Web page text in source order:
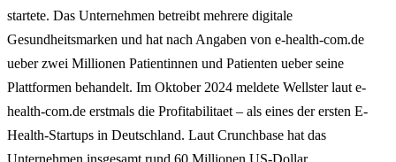
startete. Das Unternehmen betreibt mehrere digitale
Gesundheitsmarken und hat nach Angaben von e-health-com.de
ueber zwei Millionen Patientinnen und Patienten ueber seine
Plattformen behandelt. Im Oktober 2024 meldete Wellster laut e-
health-com.de erstmals die Profitabilitaet – als eines der ersten E-
Health-Startups in Deutschland. Laut Crunchbase hat das
Unternehmen insgesamt rund 60 Millionen US-Dollar